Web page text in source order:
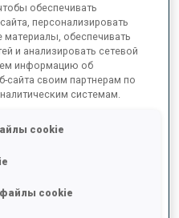
ОТ ЛИДЕРА +8 s/km
обеспечивать
персонализировать
материалы, обеспечивать
и анализировать сетевой
информацию об
сайта своим партнерам по
системам.
cookie
cookie